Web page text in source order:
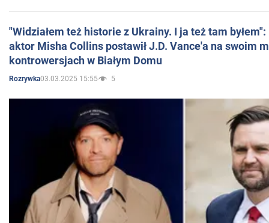
"Widziałem też historie z Ukrainy. I ja też tam
aktor Misha Collins postawił J.D. Vance'a na swoim
kontrowersjach w Białym Domu
Rozrywka03.03.2025 15:55 5